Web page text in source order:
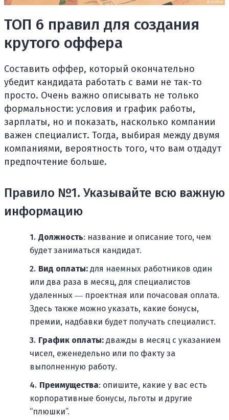
ТОП 6 правил для создания
крутого оффера
Составить оффер, который окончательно
убедит кандидата работать с вами не так-то
просто. Очень важно описывать не только
формальности: условия и график работы,
зарплаты, но и показать, насколько компании
важен специалист. Тогда, выбирая между двумя
компаниями, вероятность того, что вам отдадут
предпочтение больше.
Правило №1. Указывайте всю важную
информацию
Должность: название и описание того, чем
будет заниматься кандидат.
Вид оплаты: для наемных работников один
или два раза в месяц, для специалистов
удаленных ― проектная или почасовая оплата.
Здесь также можно указать, какие бонусы,
премии, надбавки будет получать специалист.
График оплаты: дважды в месяц с указанием
чисел, еженедельно или по факту за
выполненную работу.
Преимущества: опишите, какие у вас есть
корпоративные бонусы, льготы и другие
“плюшки”.